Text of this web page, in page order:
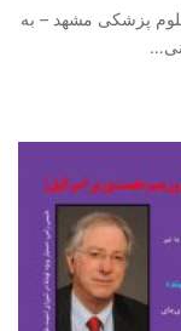
پزشکی مشهد – به